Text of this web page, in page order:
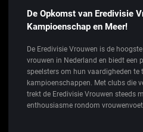
De Opkomst van Eredivisie
Kampioenschap en Meer!
De Eredivisie Vrouwen is de
vrouwen in Nederland en biedt een
speelsters om hun vaardigheden te
kampioenschappen. Met clubs die
trekt de Eredivisie Vrouwen steeds
enthousiasme rondom